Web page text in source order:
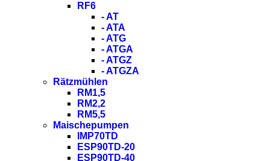
RF6
- AT
- ATA
- ATG
- ATGA
- ATGZ
- ATGZA
Rätzmühlen
RM1,5
RM2,2
RM5,5
Maischepumpen
IMP70TD
ESP90TD-20
ESP90TD-40